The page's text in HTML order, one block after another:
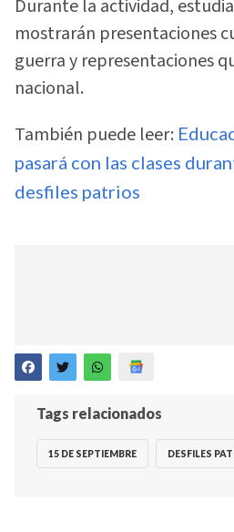
Durante la actividad,
mostrarán presentaciones
guerra y representaciones
nacional.
También puede leer:
pasará con las clases
desfiles patrios
Tags relacionados
15 DE SEPTIEMBRE DESFILES